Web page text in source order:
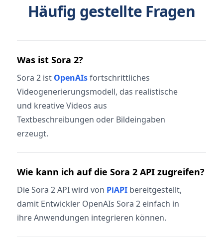
Häufig gestellte Fragen
Was ist Sora 2?
Sora 2 ist OpenAIsfortschrittliches
Videogenerierungsmodell, das realistische
und kreative Videos aus
Textbeschreibungen oder Bildeingaben
erzeugt.
Wie kann ich auf die Sora 2 API zugreifen?
Die Sora 2 API wird von PiAPI bereitgestellt,
damit Entwickler OpenAIs Sora 2 einfach in
ihre Anwendungen integrieren können.